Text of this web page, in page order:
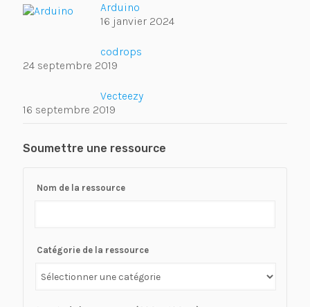
Arduino
16 janvier 2024
codrops
24 septembre 2019
Vecteezy
16 septembre 2019
Soumettre une ressource
Nom de la ressource
Catégorie de la ressource